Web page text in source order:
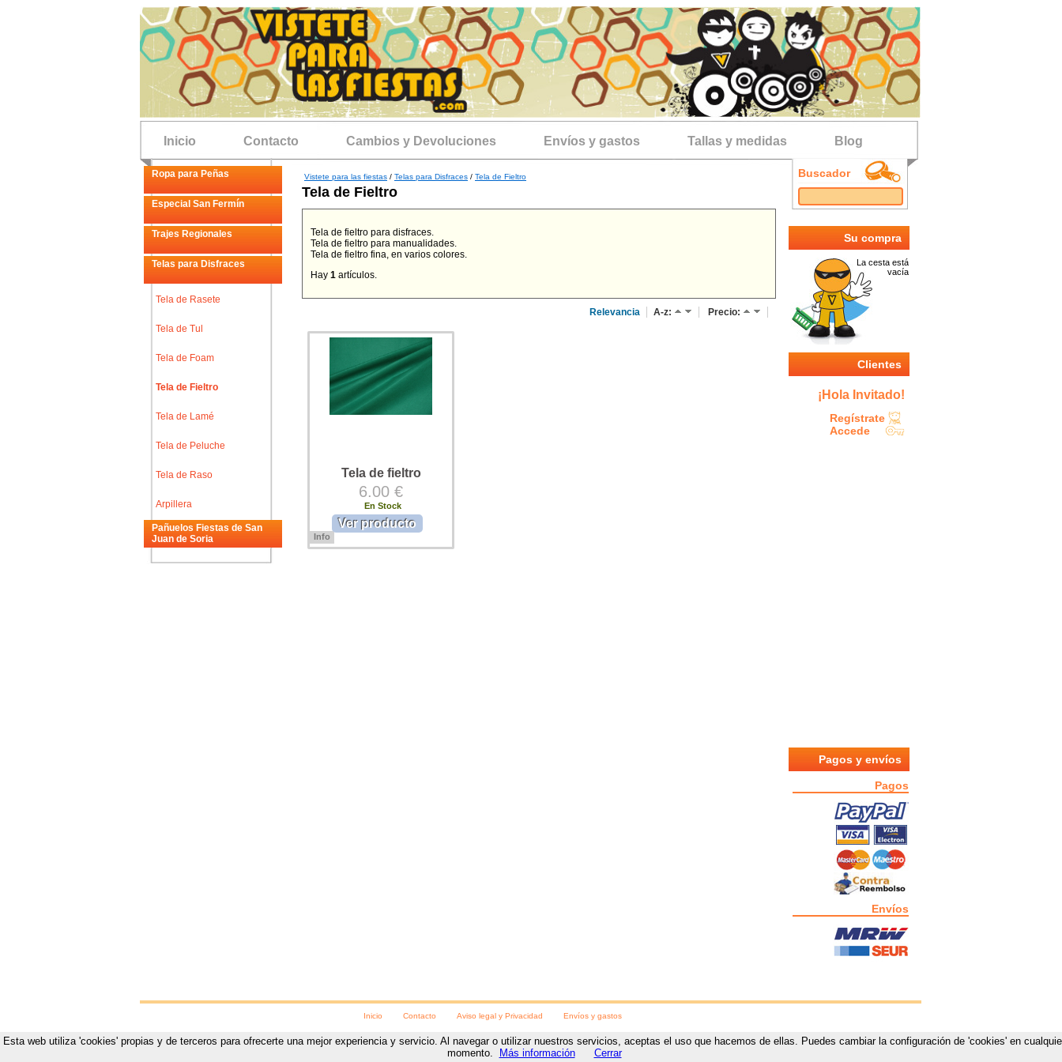
Inicio Contacto Cambios y Devoluciones Envíos y gastos Tallas y medidas Blog
Ropa para Peñas
Especial San Fermín
Trajes Regionales
Telas para Disfraces
Tela de Rasete
Tela de Tul
Tela de Foam
Tela de Fieltro
Tela de Lamé
Tela de Peluche
Tela de Raso
Arpillera
Pañuelos Fiestas de San
Juan de Soria
Vistete para las fiestas / Telas para Disfraces / Tela de Fieltro
Tela de Fieltro
Tela de fieltro para disfraces.
Tela de fieltro para manualidades.
Tela de fieltro fina, en varios colores.
Hay 1 artículos.
Relevancia A-z: Precio:
Tela de fieltro
6.00 €
En Stock
Ver producto
Info
Tela de fieltro para disfraces.
Buscador
Su compra
La cesta está
vacía
Clientes
¡Hola Invitado!
Regístrate
Accede
Pagos y envíos
Pagos
Envíos
Inicio Contacto Aviso legal y Privacidad Envíos y gastos
Vistete para las fiestasC/ Numancia, 8,Soria, ( Soria). Teléfono:975230078https://www.visteteparalasfiestas.com
Diseño y desarrollo webporwww.NetyTec.com
Esta web utiliza 'cookies' propias y de terceros para ofrecerte una mejor experiencia y servicio. Al navegar o utilizar nuestros servicios, aceptas el uso que hacemos de ellas. Puedes cambiar la configuración de 'cookies' en
momento.
Más información Cerrar